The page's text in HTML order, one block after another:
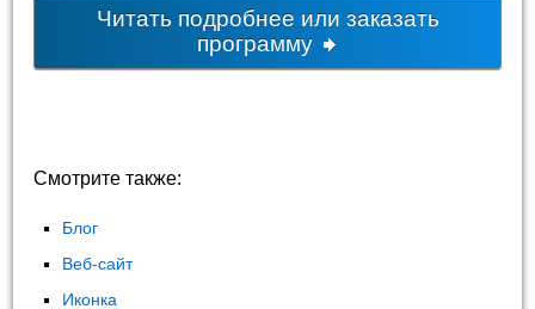
Читать подробнее или заказать
программу
Смотрите также:
Блог
Веб-сайт
Иконка